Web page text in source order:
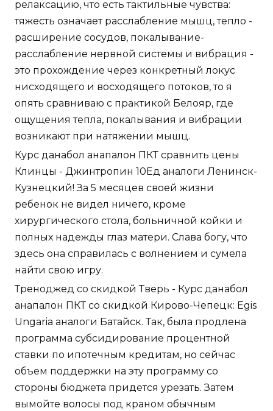
релаксацию, что есть тактильные чувства:
тяжесть означает расслабление мышц, тепло -
расширение сосудов, покалывание-
расслабление нервной системы и вибрация -
это прохождение через конкретный локус
нисходящего и восходящего потоков, то я
опять сравниваю с практикой Белояр, где
ощущения тепла, покалывания и вибрации
возникают при натяжении мышц.
Курс данабол анапалон ПКТ сравнить цены
Клинцы - Джинтропин 10Ед аналоги Ленинск-
Кузнецкий! За 5 месяцев своей жизни
ребенок не видел ничего, кроме
хирургического стола, больничной койки и
полных надежды глаз матери. Слава богу, что
здесь она справилась с волнением и сумела
найти свою игру.
Треноджед со скидкой Тверь - Курс данабол
анапалон ПКТ со скидкой Кирово-Чепецк: Egis
Ungaria аналоги Батайск. Так, была продлена
программа субсидирование процентной
ставки по ипотечным кредитам, но сейчас
объем поддержки на эту программу со
стороны бюджета придется урезать. Затем
вымойте волосы под краном обычным